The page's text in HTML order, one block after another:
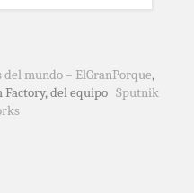
del mundo – ElGranPorque,
del equipo Sputnik